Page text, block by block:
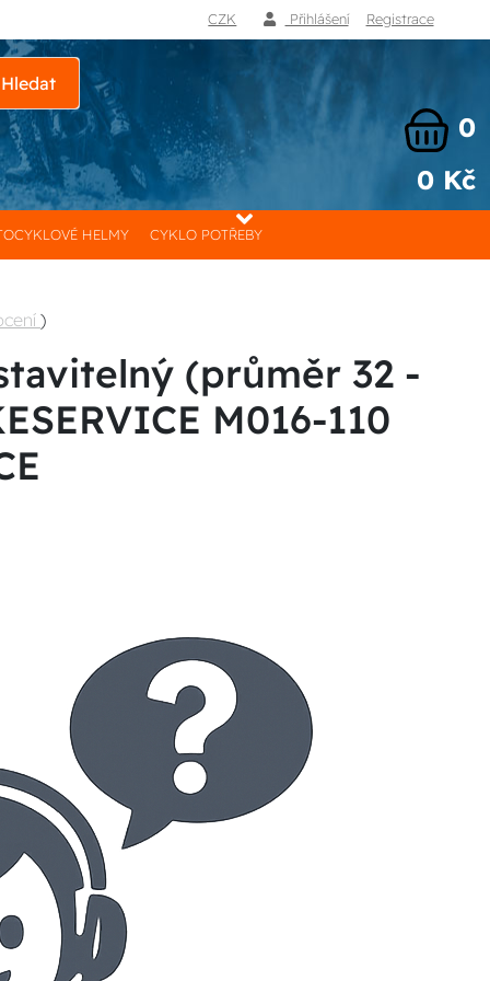
CZK Přihlášení Registrace
Hledat
0
0 Kč
HELMY CYKLO POTŘEBY
)
(průměr 32 -
M016-110